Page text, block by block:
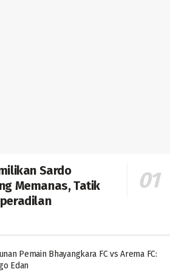
Sardo
Memanas, Tatik
Pemain Bhayangkara FC vs Arema FC:
Edan